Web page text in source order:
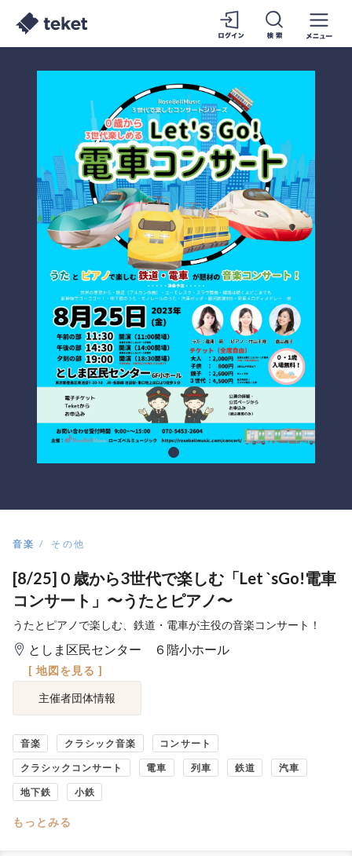
音楽 その他
[8/25]０歳から3世代で楽しむ「Let `sGo!電車
コンサート」〜うたとピアノ〜
うたとピアノで楽しむ、鉄道・電車が主役の音楽コンサート！
としま区民センター ６階小ホール
[ 地図を見る ]
主催者団体情報
音楽 クラシック音楽 コンサート
クラシックコンサート 電車 列車 鉄道 汽車
地下鉄 小鉄
もっとみる